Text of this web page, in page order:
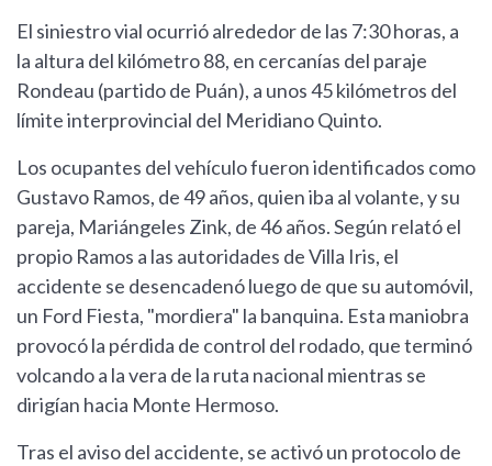
El siniestro vial ocurrió alrededor de las 7:30 horas, a
la altura del kilómetro 88, en cercanías del paraje
Rondeau (partido de Puán), a unos 45 kilómetros del
límite interprovincial del Meridiano Quinto.
Los ocupantes del vehículo fueron identificados como
Gustavo Ramos, de 49 años, quien iba al volante, y su
pareja, Mariángeles Zink, de 46 años. Según relató el
propio Ramos a las autoridades de Villa Iris, el
accidente se desencadenó luego de que su automóvil,
un Ford Fiesta, "mordiera" la banquina. Esta maniobra
provocó la pérdida de control del rodado, que terminó
volcando a la vera de la ruta nacional mientras se
dirigían hacia Monte Hermoso.
Tras el aviso del accidente, se activó un protocolo de